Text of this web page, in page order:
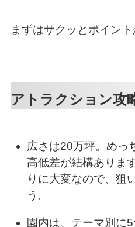
まずはサクッとポイント
アトラクション攻
広さは20万坪。めっ
高低差が結構ありま
りに大変なので、狙
う。
園内は、テーマ別に